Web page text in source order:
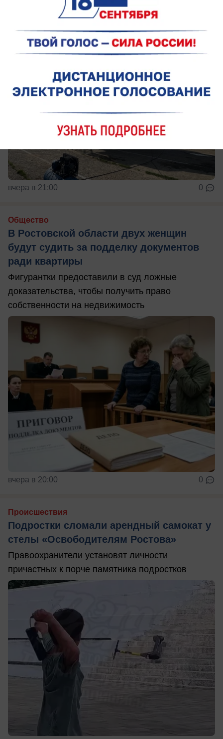
вчера в 21:00 0
Общество
В Ростовской области двух женщин
будут судить за подделку документов
ради квартиры
Фигурантки предоставили в суд ложные
доказательства, чтобы получить право
собственности на недвижимость
вчера в 20:00 0
Происшествия
Подростки сломали арендный самокат у
стелы «Освободителям Ростова»
Правоохранители установят личности
причастных к порче памятника подростков